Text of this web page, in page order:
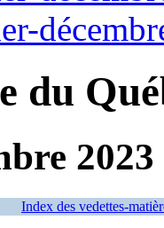
du
2023
Index des vedettes-